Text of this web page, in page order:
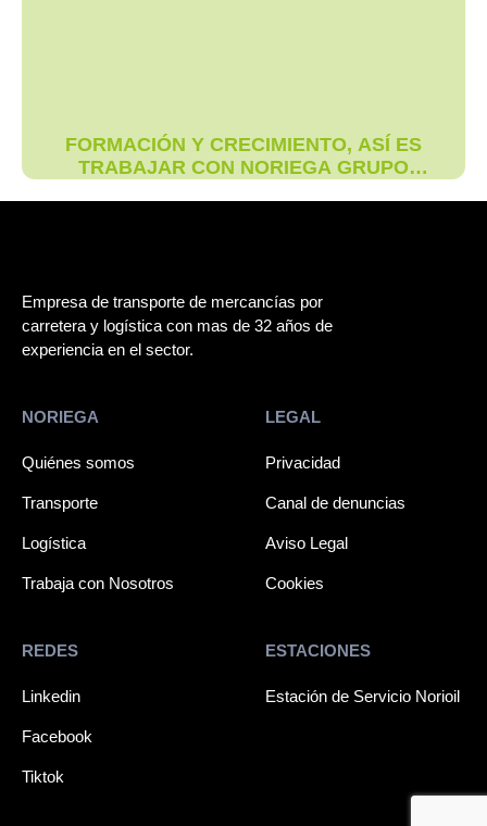
FORMACIÓN Y CRECIMIENTO, ASÍ ES
TRABAJAR CON NORIEGA GRUPO
Empresa de transporte de mercancías por
carretera y logística con mas de 32 años de
experiencia en el sector.
NORIEGA
Quiénes somos
Transporte
Logística
Trabaja con Nosotros
LEGAL
Privacidad
Canal de denuncias
Aviso Legal
Cookies
REDES
Linkedin
Facebook
Tiktok
ESTACIONES
Estación de Servicio Norioil